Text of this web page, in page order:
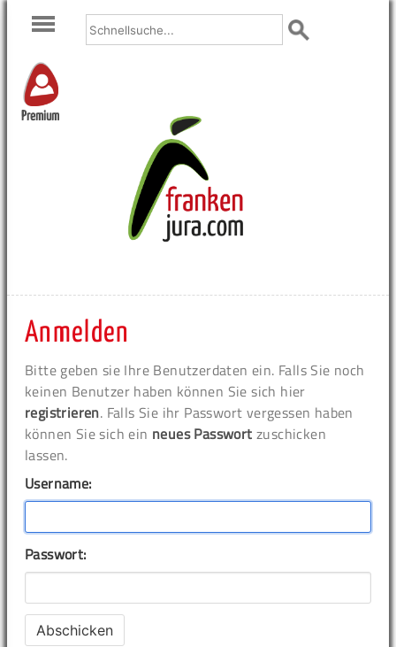
Premium
Anmelden
Bitte geben sie Ihre Benutzerdaten ein. Falls Sie noch
keinen Benutzer haben können Sie sich hier
registrieren. Falls Sie ihr Passwort vergessen haben
können Sie sich ein neues Passwort zuschicken
lassen.
Username:
Passwort: